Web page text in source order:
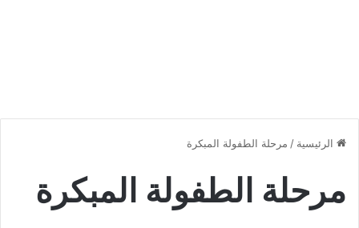
الرئيسية / مرحلة الطفولة المبكرة
مرحلة الطفولة المبكرة